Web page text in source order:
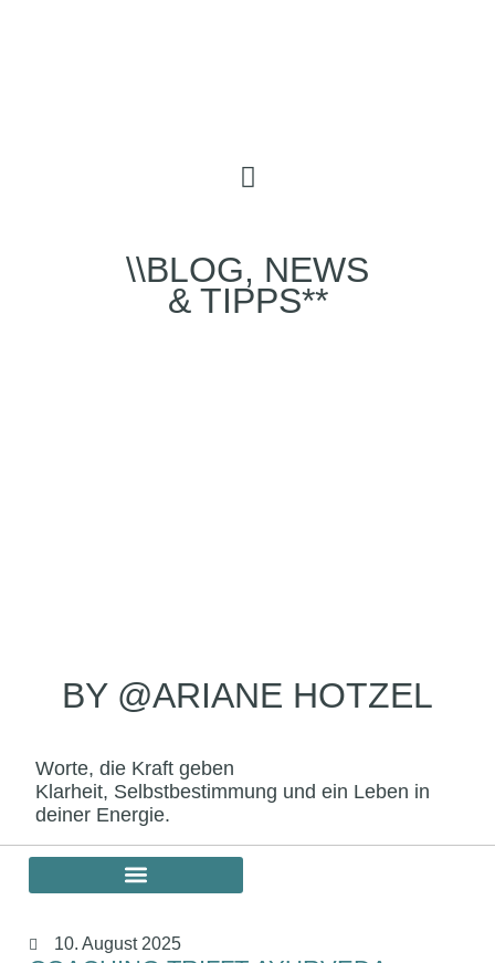
\\BLOG, NEWS
& TIPPS**
BY @ARIANE HOTZEL
Worte, die Kraft geben
Klarheit, Selbstbestimmung und ein Leben in
deiner Energie.
10. August 2025